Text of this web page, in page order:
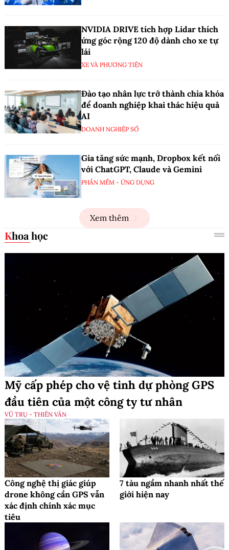
NVIDIA DRIVE tích hợp Lidar thích
ứng góc rộng 120 độ dành cho xe tự
lái
XE VÀ PHƯƠNG TIỆN
Đào tạo nhân lực trở thành chìa khóa
để doanh nghiệp khai thác hiệu quả
AI
DOANH NGHIỆP SỐ
Gia tăng sức mạnh, Dropbox kết nối
với ChatGPT, Claude và Gemini
PHẦN MỀM - ỨNG DỤNG
Xem thêm
Khoa học
Mỹ cấp phép cho vệ tinh dự phòng GPS
đầu tiên của một công ty tư nhân
VŨ TRỤ - THIÊN VĂN
Công nghệ thị giác giúp
drone không cần GPS vẫn
xác định chính xác mục
tiêu
7 tàu ngầm nhanh nhất thế
giới hiện nay